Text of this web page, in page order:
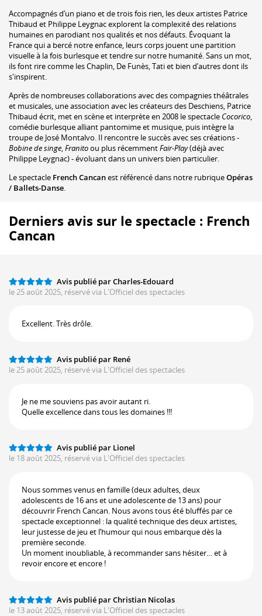
Accompagnés d’un piano et de trois fois rien, les deux artistes Patrice
Thibaud et Philippe Leygnac explorent la complexité des relations
humaines en parodiant nos qualités et nos défauts. Évoquant la
France qui a bercé notre enfance, leurs corps jouent une partition
visuelle à la fois burlesque et tendre sur notre humanité. Sans un mot,
ils font rire comme les Chaplin, De Funès, Tati et bien d’autres dont ils
s'inspirent.
Après de nombreuses collaborations avec des compagnies théâtrales
et musicales, une association avec les créateurs des Deschiens, Patrice
Thibaud écrit, met en scène et interprète en 2008 le spectacle Cocorico,
comédie burlesque alliant pantomime et musique, puis intègre la
troupe de José Montalvo. Il rencontre le succès avec ses créations -
Bobine de singe,Franitoou plus récemmentFair-Play(déjà avec
Philippe Leygnac) - évoluant dans un univers bien particulier.
Le spectacle French Cancanest référencé dans notre rubriqueOpéras
/ Ballets-Danse.
Derniers avis sur le spectacle : French
Cancan
Avis publié par Charles-Edouard
le 25 août 2025, réservé via L'Officiel des spectacles
Excellent. Très drôle.
Avis publié par René
le 25 août 2025, réservé via L'Officiel des spectacles
Je ne me souviens pas avoir autant ri.
Quelle excellence dans tous les domaines !!!
Avis publié par Lionel
le 18 août 2025, réservé via L'Officiel des spectacles
Nous sommes venus en famille (deux adultes, deux
adolescents de 16 ans et une adolescente de 13 ans) pour
découvrir French Cancan. Nous avons tous été bluffés par ce
spectacle exceptionnel : la qualité technique des deux artistes,
leur justesse de jeu et l’humour qui nous embarque dès la
première seconde.
Un moment inoubliable, à recommander sans hésiter… et à
revoir encore et encore !
Avis publié par Christian Nicolas
le 13 août 2025, réservé via L'Officiel des spectacles